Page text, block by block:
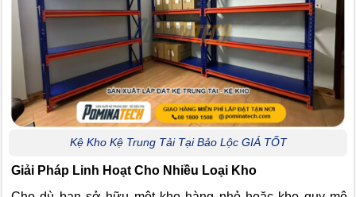
Kệ Kho Kệ Trung Tải Tại Bảo Lộc GIÁ TỐT
Giải Pháp Linh Hoạt Cho Nhiều Loại Kho